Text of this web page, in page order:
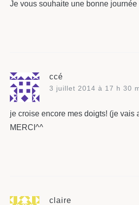
Je vous souhaite une bonne journée
ccé
3 juillet 2014 à 17 h 30
je croise encore mes doigts! (je vais
MERCI^^
claire